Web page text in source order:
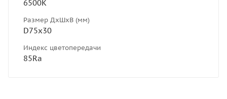
6500К
Размер ДхШхВ (мм)
D75х30
Индекс цветопередачи
85Ra